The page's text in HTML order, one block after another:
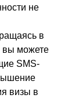
не
в
вы можете
SMS-
визы в